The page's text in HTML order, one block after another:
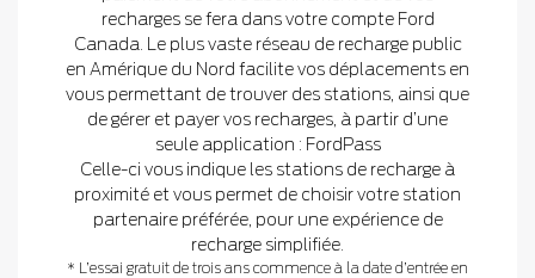
recharges se fera dans votre compte Ford
Canada. Le plus vaste réseau de recharge public
en Amérique du Nord facilite vos déplacements en
vous permettant de trouver des stations, ainsi que
de gérer et payer vos recharges, à partir d’une
seule application : FordPass
Celle-ci vous indique les stations de recharge à
proximité et vous permet de choisir votre station
partenaire préférée, pour une expérience de
recharge simplifiée.
* L’essai gratuit de trois ans commence à la date d’entrée en